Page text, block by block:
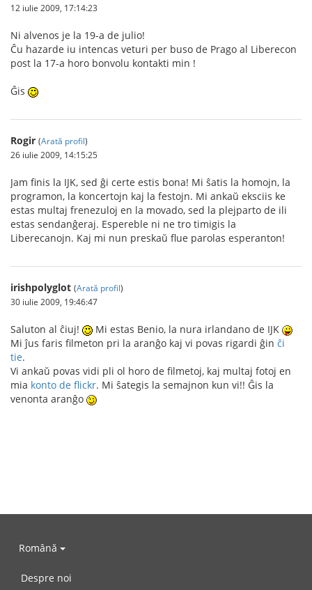
12 iulie 2009, 17:14:23
Ni alvenos je la 19-a de julio!
Ĉu hazarde iu intencas veturi per buso de Prago al Liberecon
post la 17-a horo bonvolu kontakti min !
Ĝis
Rogir (Arată profil)
26 iulie 2009, 14:15:25
Jam finis la IJK, sed ĝi certe estis bona! Mi ŝatis la homojn, la
programon, la koncertojn kaj la festojn. Mi ankaŭ eksciis ke
estas multaj frenezuloj en la movado, sed la plejparto de ili
estas sendanĝeraj. Espereble ni ne tro timigis la
Liberecanojn. Kaj mi nun preskaŭ flue parolas esperanton!
irishpolyglot (Arată profil)
30 iulie 2009, 19:46:47
Saluton al ĉiuj!
Mi estas Benio, la nura irlandano de IJK
Mi ĵus faris filmeton pri la aranĝo kaj vi povas rigardi ĝin ĉi
tie.
Vi ankaŭ povas vidi pli ol horo de filmetoj, kaj multaj fotoj en
mia konto de flickr. Mi ŝategis la semajnon kun vi!! Ĝis la
venonta aranĝo
Română
Despre noi